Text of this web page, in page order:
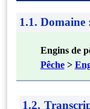
1.1. Domaine
Engins de
Pêche >
1.2.